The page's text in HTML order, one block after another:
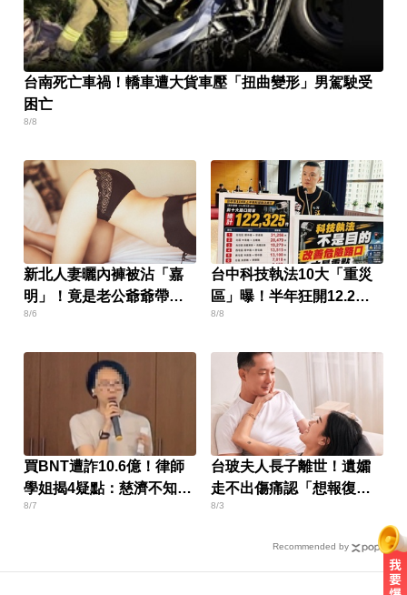
台南死亡車禍！轎車遭大貨車壓「扭曲變形」男駕駛受
困亡
8/8
新北人妻曬內褲被沾「嘉
明」！竟是老公爺爺帶回
房磨蹭 氣炸提告
8/6
台中科技執法10大「重災
區」曝！半年狂開12.2萬
張
8/8
買BNT遭詐10.6億！律師
學姐揭4疑點：慈濟不知
情？
8/7
台玻夫人長子離世！遺孀
走不出傷痛認「想報復」
心聲曝
8/3
Recommended by